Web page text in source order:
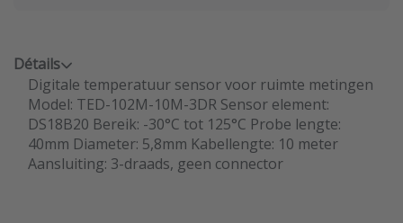
Détails
Digitale temperatuur sensor voor ruimte metingen
Model: TED-102M-10M-3DR Sensor element:
DS18B20 Bereik: -30°C tot 125°C Probe lengte:
40mm Diameter: 5,8mm Kabellengte: 10 meter
Aansluiting: 3-draads, geen connector